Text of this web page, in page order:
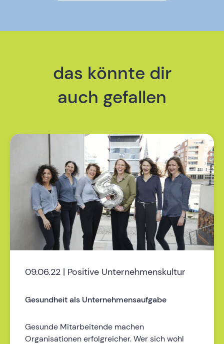
das könnte dir
auch gefallen
09.06.22 | Positive Unternehmenskultur
Gesundheit als Unternehmensaufgabe
Gesunde Mitarbeitende machen
Organisationen erfolgreicher. Wer sich wohl